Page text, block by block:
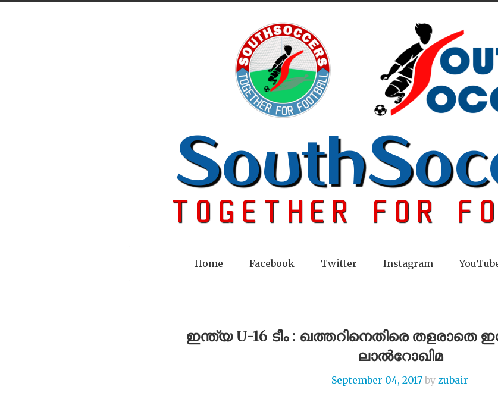
Home Facebook Twitter Instagram
ഇന്ത്യ U-16 ടീം : ഖത്തറിനെതിരെ
ലാൽറോഖിമ
September 04, 2017 by zubair